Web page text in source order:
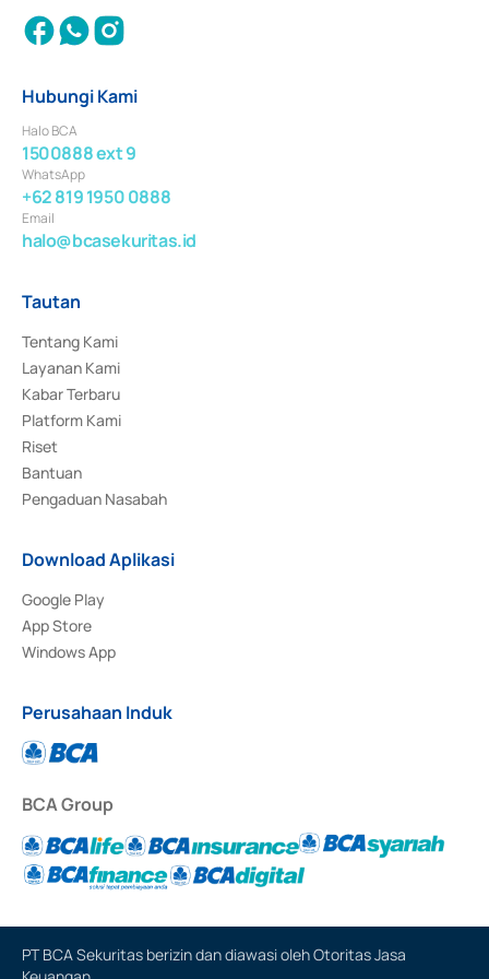
Hubungi Kami
Halo BCA
1500888 ext 9
WhatsApp
+62 819 1950 0888
Email
halo@bcasekuritas.id
Tautan
Tentang Kami
Layanan Kami
Kabar Terbaru
Platform Kami
Riset
Bantuan
Pengaduan Nasabah
Download Aplikasi
Google Play
App Store
Windows App
Perusahaan Induk
BCA Group
PT BCA Sekuritas berizin dan diawasi oleh Otoritas Jasa